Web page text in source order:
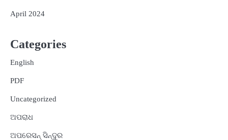
April 2024
Categories
English
PDF
Uncategorized
ଅପରାଧ
ଅପରେସନ୍ ସିନ୍ଦୁର